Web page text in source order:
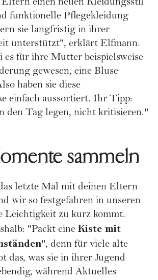
Eltern einen neuen Kleidungsstil
funktionelle Pflegekleidung
sie langfristig in ihrer
unterstützt", erklärt Elfmann.
es für ihre Mutter beispielsweise
gewesen, eine Bluse
haben sie diese
einfach aussortiert. Ihr Tipp:
den Tag legen, nicht kritisieren."
sammeln
letzte Mal mit deinen Eltern
wir so festgefahren in unseren
Leichtigkeit zu kurz kommt.
"Packt eine Kiste mit
", denn für viele alte
das, was sie in ihrer Jugend
während Aktuelles